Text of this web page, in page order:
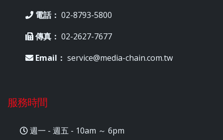
電話： 02-8793-5800
傳真： 02-2627-7677
Email： service@media-chain.com.tw
服務時間
週一 - 週五 - 10am ～ 6pm